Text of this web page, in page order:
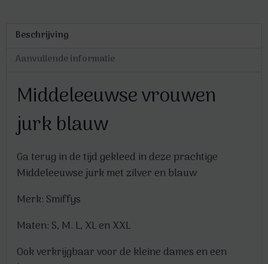
Beschrijving
Aanvullende informatie
Middeleeuwse vrouwen
jurk blauw
Ga terug in de tijd gekleed in deze prachtige
Middeleeuwse jurk met zilver en blauw
Merk: Smiffys
Maten: S, M. L, XL en XXL
Ook verkrijgbaar voor de kleine dames en een